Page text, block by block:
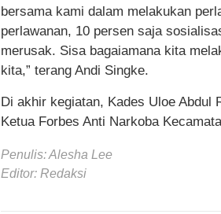
bersama kami dalam melakukan
perlawanan, 10 persen saja
merusak. Sisa bagaiamana kita
kita,” terang Andi Singke.
Di akhir kegiatan, Kades Uloe Abdul
Ketua Forbes Anti Narkoba
Penulis: Alesha Lee
Editor: Redaksi